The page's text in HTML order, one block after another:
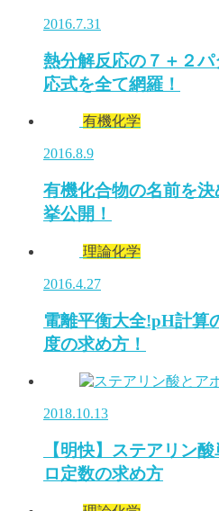
2016.7.31
熱分解反応の７＋２
応式を全て網羅！
有機化学
2016.8.9
有機化合物の名前を
挙公開！
理論化学
2016.4.27
電離平衡大全!pH計算
度の求め方！
2018.10.13
【明快】ステアリン
ロ定数の求め方